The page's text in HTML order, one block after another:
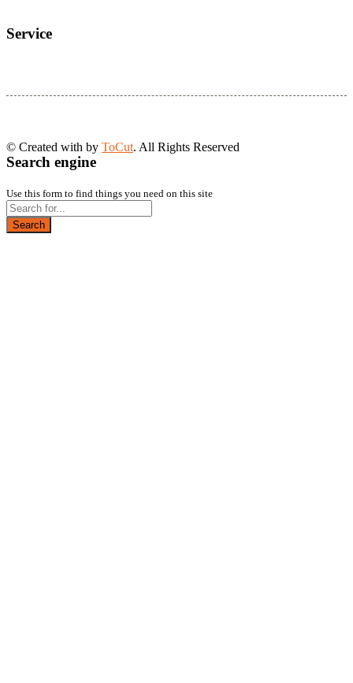
Service
© Created with by ToCut. All Rights Reserved
Search engine
Use this form to find things you need on this site
Search